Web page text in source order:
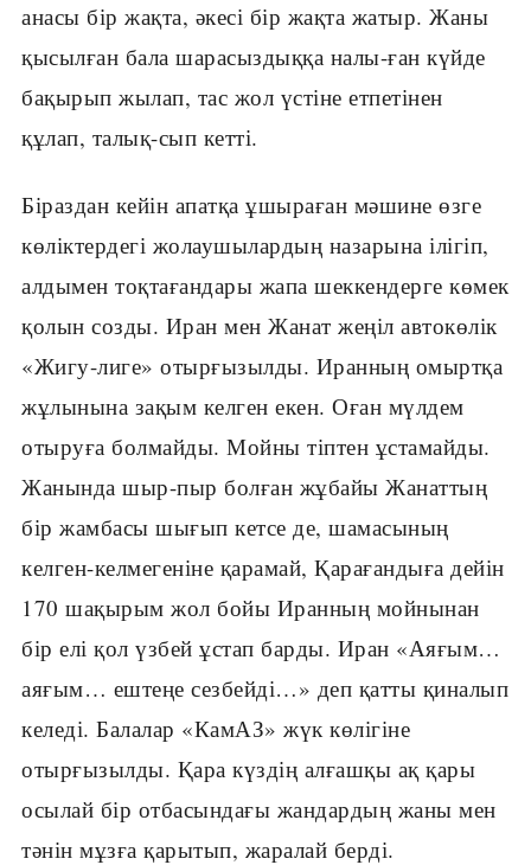
анасы бір жақта, әкесі бір жақта жатыр. Жаны
қысылған бала шарасыздыққа налы-ған күйде
бақырып жылап, тас жол үстіне етпетінен
құлап, талық-сып кетті.
Біраздан кейін апатқа ұшыраған мәшине өзге
көліктердегі жолаушылардың назарына ілігіп,
алдымен тоқтағандары жапа шеккендерге көмек
қолын созды. Иран мен Жанат жеңіл автокөлік
«Жигу-лиге» отырғызылды. Иранның омыртқа
жұлынына зақым келген екен. Оған мүлдем
отыруға болмайды. Мойны тіптен ұстамайды.
Жанында шыр-пыр болған жұбайы Жанаттың
бір жамбасы шығып кетсе де, шамасының
келген-келмегеніне қарамай, Қарағандыға дейін
170 шақырым жол бойы Иранның мойнынан
бір елі қол үзбей ұстап барды. Иран «Аяғым…
аяғым… ештеңе сезбейді…» деп қатты қиналып
келеді. Балалар «КамАЗ» жүк көлігіне
отырғызылды. Қара күздің алғашқы ақ қары
осылай бір отбасындағы жандардың жаны мен
тәнін мұзға қарытып, жаралай берді.